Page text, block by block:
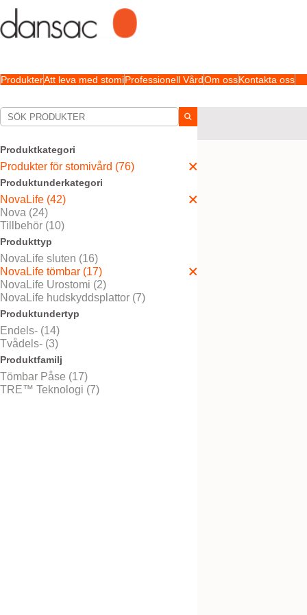
ProdukterAtt leva med stomiProfessionell VårdOm ossKontakta oss
Produktkategori
Produkter för stomivård (76)
Produktunderkategori
NovaLife (42)
Nova (24)
Tillbehör (10)
Produkttyp
NovaLife sluten (16)
NovaLife tömbar (17)
NovaLife Urostomi (2)
NovaLife hudskyddsplattor (7)
Produktundertyp
Endels- (14)
Tvådels- (3)
Produktfamilj
Tömbar Påse (17)
TRE™ Teknologi (7)